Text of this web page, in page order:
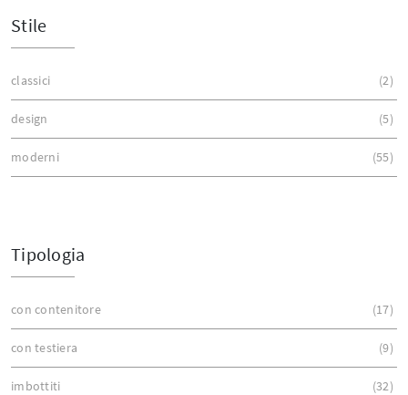
Stile
classici 2
design 5
moderni 55
Tipologia
con contenitore 17
con testiera 9
imbottiti 32